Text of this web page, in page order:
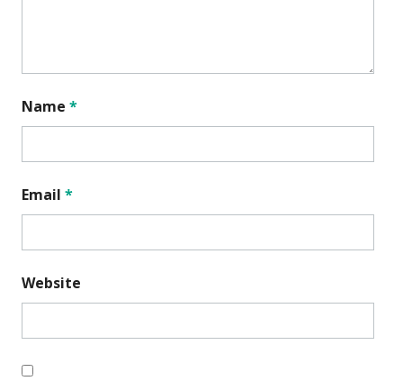
Name *
Email *
Website